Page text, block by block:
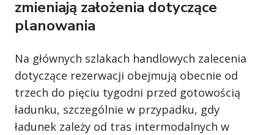
zmieniają założenia dotyczące
planowania
Na głównych szlakach handlowych zalecenia
dotyczące rezerwacji obejmują obecnie od
trzech do pięciu tygodni przed gotowością
ładunku, szczególnie w przypadku, gdy
ładunek zależy od tras intermodalnych w